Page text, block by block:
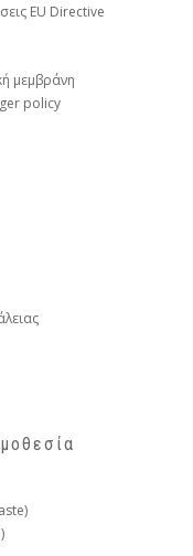
EU Directive
μεμβράνη
policy